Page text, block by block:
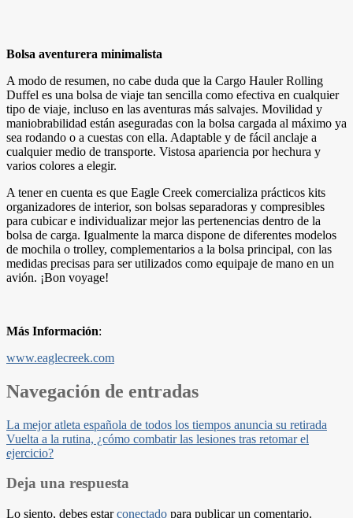
Bolsa aventurera minimalista
A modo de resumen, no cabe duda que la Cargo Hauler Rolling
Duffel es una bolsa de viaje tan sencilla como efectiva en cualquier
tipo de viaje, incluso en las aventuras más salvajes. Movilidad y
maniobrabilidad están aseguradas con la bolsa cargada al máximo ya
sea rodando o a cuestas con ella. Adaptable y de fácil anclaje a
cualquier medio de transporte. Vistosa apariencia por hechura y
varios colores a elegir.
A tener en cuenta es que Eagle Creek comercializa prácticos kits
organizadores de interior, son bolsas separadoras y compresibles
para cubicar e individualizar mejor las pertenencias dentro de la
bolsa de carga. Igualmente la marca dispone de diferentes modelos
de mochila o trolley, complementarios a la bolsa principal, con las
medidas precisas para ser utilizados como equipaje de mano en un
avión. ¡Bon voyage!
Más Información:
www.eaglecreek.com
Navegación de entradas
La mejor atleta española de todos los tiempos anuncia su retirada
Vuelta a la rutina, ¿cómo combatir las lesiones tras retomar el
ejercicio?
Deja una respuesta
Lo siento, debes estarconectado para publicar un comentario.